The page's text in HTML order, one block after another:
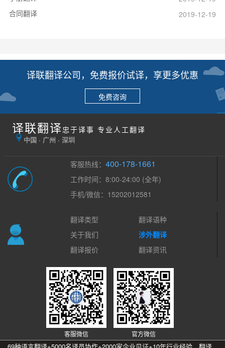
合同翻译
2019-12-19
译联翻译公司，免费报价试译，享更多优惠
免费咨询
译联翻译 忠于译事 专业人工翻译
中国 · 广州 · 深圳
客服热线：400-178-1661
工作时间：8:00-24:00 (全年)
手机/微信：15202012581
翻译类型
翻译语种
关于我们
涉外翻译
翻译报价
翻译资讯
客服微信 官方微信
69种语言翻译+5000名译员协作+2000家企业见证+10年行业经验，翻译